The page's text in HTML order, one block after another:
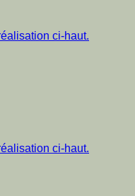
ci-haut.
ci-haut.